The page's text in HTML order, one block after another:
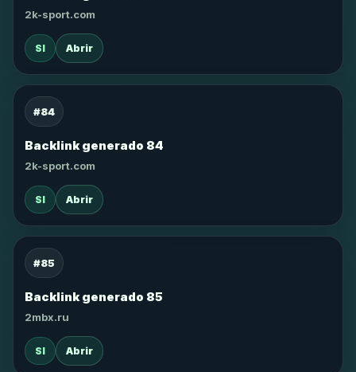
2k-sport.com
SI Abrir
#84
Backlink generado 84
2k-sport.com
SI Abrir
#85
Backlink generado 85
2mbx.ru
SI Abrir